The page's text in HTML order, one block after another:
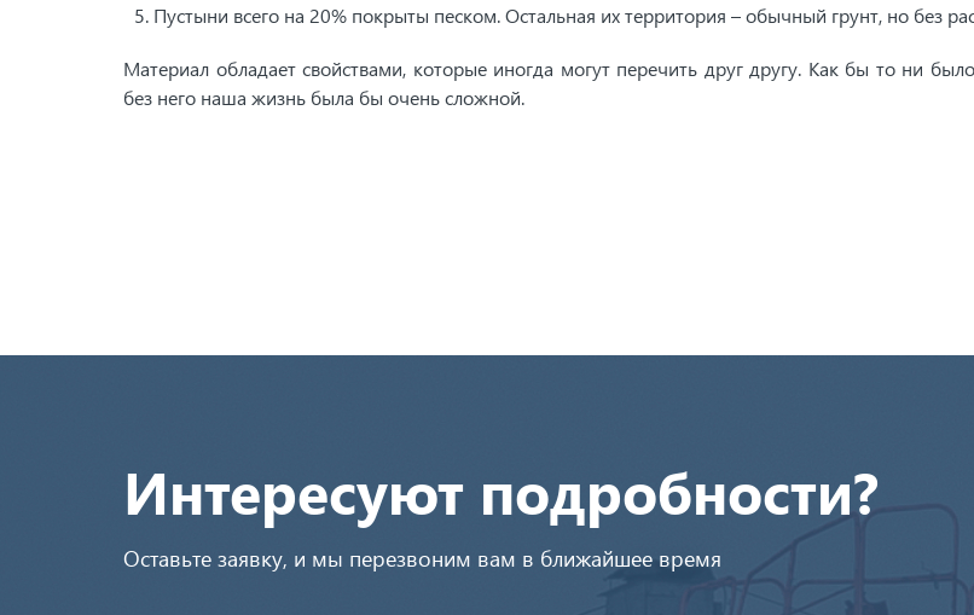
Пустыни всего на 20% покрыты песком. Остальная их территория – обычный грунт, но без
Материал обладает свойствами, которые иногда могут перечить друг другу. Как бы то ни
без него наша жизнь была бы очень сложной.
Интересуют подробности?
Оставьте заявку, и мы перезвоним вам в ближайшее время